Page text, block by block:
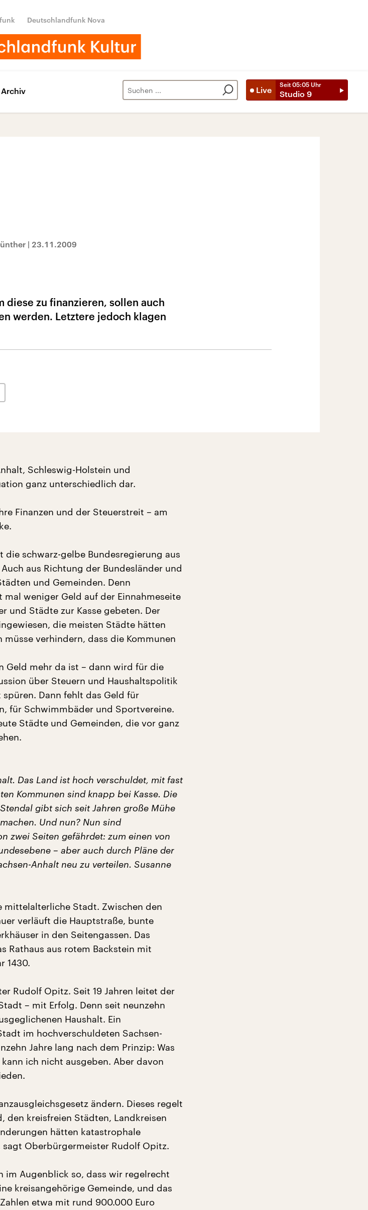
Deutschlandfunk Nova
Live
Seit 05:05 Uhr
Studio 9
Archiv
| 23.11.2009
zu finanzieren, sollen auch
werden. Letztere jedoch klagen
Schleswig-Holstein und
ganz unterschiedlich dar.
Finanzen und der Steuerstreit – am
die schwarz-gelbe Bundesregierung aus
aus Richtung der Bundesländer und
und Gemeinden. Denn
weniger Geld auf der Einnahmeseite
und Städte zur Kasse gebeten. Der
die meisten Städte hätten
verhindern, dass die Kommunen
Geld mehr da ist – dann wird für die
über Steuern und Haushaltspolitik
Dann fehlt das Geld für
für Schwimmbäder und Sportvereine.
Städte und Gemeinden, die vor ganz
Das Land ist hoch verschuldet, mit fast
Kommunen sind knapp bei Kasse. Die
gibt sich seit Jahren große Mühe
Und nun? Nun sind
zwei Seiten gefährdet: zum einen von
– aber auch durch Pläne der
Anhalt neu zu verteilen. Susanne
mittelalterliche Stadt. Zwischen den
verläuft die Hauptstraße, bunte
in den Seitengassen. Das
Rathaus aus rotem Backstein mit
1430.
Rudolf Opitz. Seit 19 Jahren leitet der
– mit Erfolg. Denn seit neunzehn
Haushalt. Ein
im hochverschuldeten Sachsen-
Jahre lang nach dem Prinzip: Was
ich nicht ausgeben. Aber davon
ändern. Dieses regelt
den kreisfreien Städten, Landkreisen
hätten katastrophale
Oberbürgermeister Rudolf Opitz.
im Augenblick so, dass wir regelrecht
kreisangehörige Gemeinde, und das
etwa mit rund 900.000 Euro